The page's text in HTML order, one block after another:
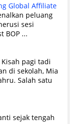
Global Affiliate
peluang
sesi
BOP ...
Kisah pagi tadi
di sekolah, Mia
Salah satu
sejak tengah